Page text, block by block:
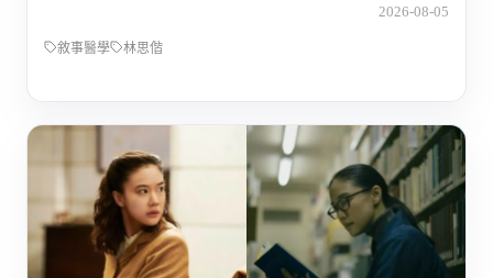
2026-08-05
敘事醫學 林思偕